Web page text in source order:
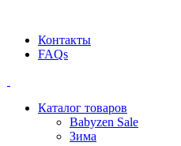
Контакты
FAQs
Каталог товаров
Babyzen Sale
Зима